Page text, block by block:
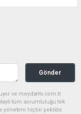
Gönder
ve meydantv.com.tr
tüm sorumluluğu tek
yönetimi hiçbir şekilde